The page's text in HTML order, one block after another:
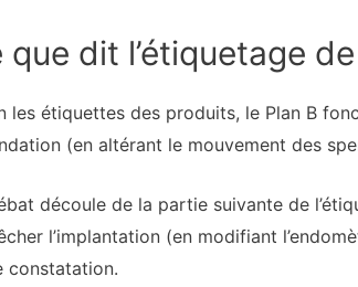
que dit l’étiquetage
les étiquettes des produits, le Plan B
(en altérant le mouvement des
découle de la partie suivante de
l’implantation (en modifiant
constatation.